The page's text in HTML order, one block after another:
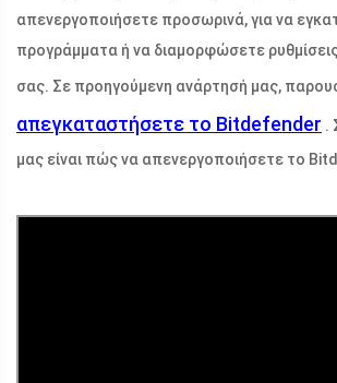
απενεργοποιήσετε προσωρινά, για να
προγράμματα ή να διαμορφώσετε
σας. Σε προηγούμενη ανάρτησή μας,
απεγκαταστήσετε το Bitdefender .
μας είναι πώς να απενεργοποιήσετε το